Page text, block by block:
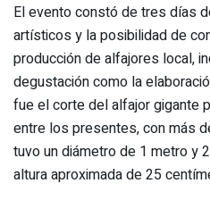
El evento constó de tres días
artísticos y la posibilidad de
producción de alfajores local,
degustación como la
fue el corte del alfajor gigante
entre los presentes, con más
tuvo un diámetro de 1 metro y
altura aproximada de 25